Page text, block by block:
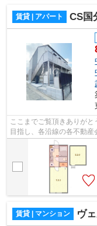
賃貸 | アパート CS国
ここまでご覧頂きありが
目指し、各沿線の各不動産
様へ提供しております！最
賃貸 | マンション ヴ